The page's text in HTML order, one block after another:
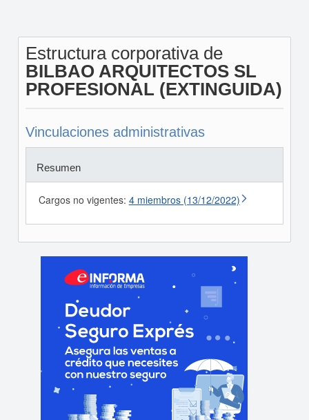
Estructura corporativa de
BILBAO ARQUITECTOS SL
PROFESIONAL (EXTINGUIDA)
Vinculaciones administrativas
Resumen
Cargos no vigentes: 4 miembros (13/12/2022)